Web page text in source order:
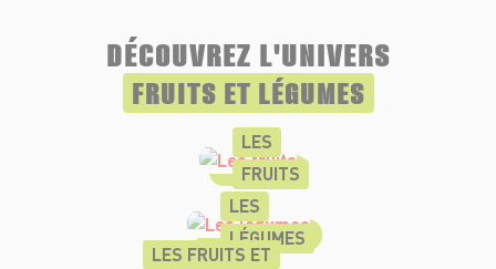
DÉCOUVREZ L'UNIVERS
FRUITS ET LÉGUMES
LES
FRUITS
LES
LÉGUMES
LES FRUITS ET